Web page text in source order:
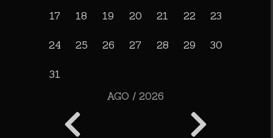
17 18 19 20 21 22 23
24 25 26 27 28 29 30
31
AGO / 2026